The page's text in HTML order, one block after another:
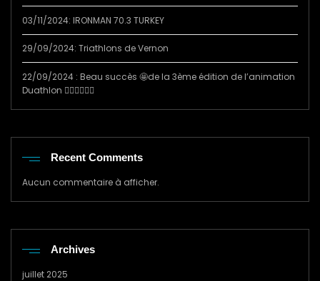
03/11/2024: IRONMAN 70.3 TURKEY
29/09/2024: Triathlons de Vernon
22/09/2024 : Beau succès 🤩de la 3ème édition de l’animation
Duathlon 🏃‍♂️🚴‍♀️🏃‍♂️
Recent Comments
Aucun commentaire à afficher.
Archives
juillet 2025